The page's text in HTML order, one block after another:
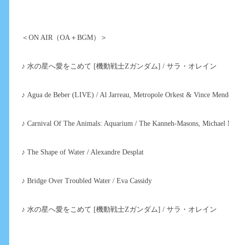
＜ON AIR（OA＋BGM）＞
♪ 水の星へ愛をこめて [機動戦士Ζガンダム] / サラ・オレイン
♪ Agua de Beber (LIVE) / Al Jarreau, Metropole Orkest & Vince
♪ Carnival Of The Animals: Aquarium / The Kanneh-Masons,
♪ The Shape of Water / Alexandre Desplat
♪ Bridge Over Troubled Water / Eva Cassidy
♪ 水の星へ愛をこめて [機動戦士Ζガンダム] / サラ・オレイン